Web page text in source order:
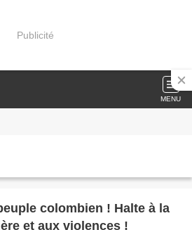
Publicité
MENU
colombien ! Halte à la
et aux violences !